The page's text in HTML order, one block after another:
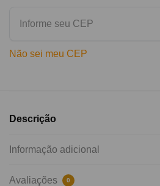
Não sei meu CEP
Descrição
Informação adicional
Avaliações 0